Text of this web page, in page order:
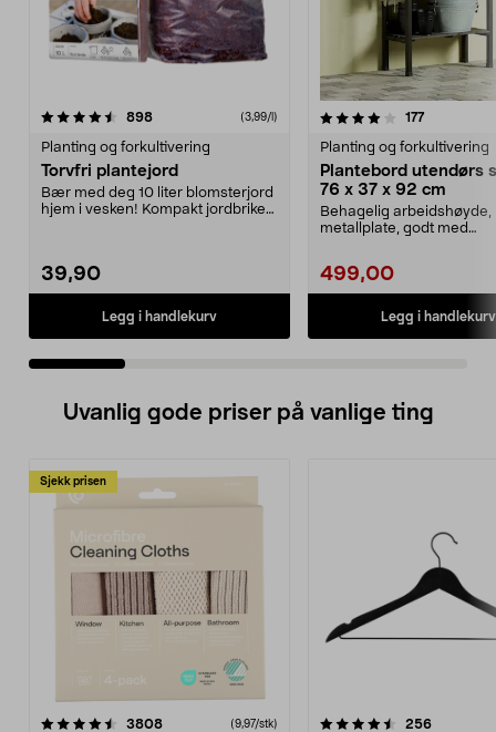
898anmeldelser (3,99/l)
Planting og forkultivering
Torvfri plantejord
Bær med deg 10 liter blomsterjord
hjem i vesken! Kompakt jordbrikett,
39,90
Legg i handlekurv
4.0 av 5 stjerner 177
Planting og forkultivering
Plantebord utendørs
76 x 37 x 92 cm
Behagelig arbeidshøyde,
metallplate, godt med
499,00
Legg i handlekurv
4.5 av 5 stjerner
Uvanlig gode priser på vanlige ting
Sjekk prisen
3808anmeldelser(9,97/stk)
4.5av 5 stjerner 256
4.5av 5 stjerner